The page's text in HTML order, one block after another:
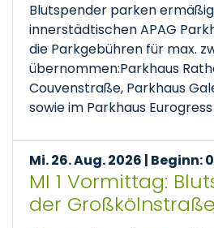
Blutspender parken
innerstädtischen APAG
die Parkgebühren für max.
übernommen:Parkhaus
Couvenstraße, Parkhaus
sowie im Parkhaus
Mi. 26. Aug. 2026 | Beginn:
MI 1 Vormittag:
der Großkölnstraße